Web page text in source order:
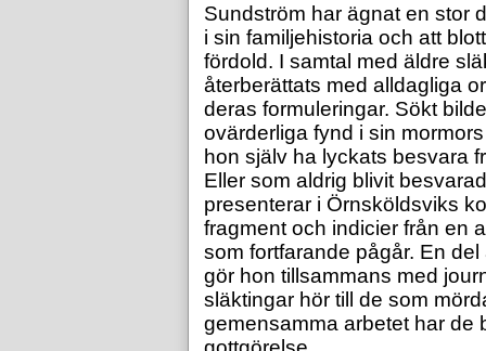
Sundström har ägnat en stor
i sin familjehistoria och att
fördold. I samtal med äldre
återberättats med alldagliga
deras formuleringar. Sökt
ovärderliga fynd i sin
hon själv ha lyckats besvara
Eller som aldrig blivit
presenterar i Örnsköldsviks
fragment och indicier från en
som fortfarande pågår. En
gör hon tillsammans med
släktingar hör till de som
gemensamma arbetet har de